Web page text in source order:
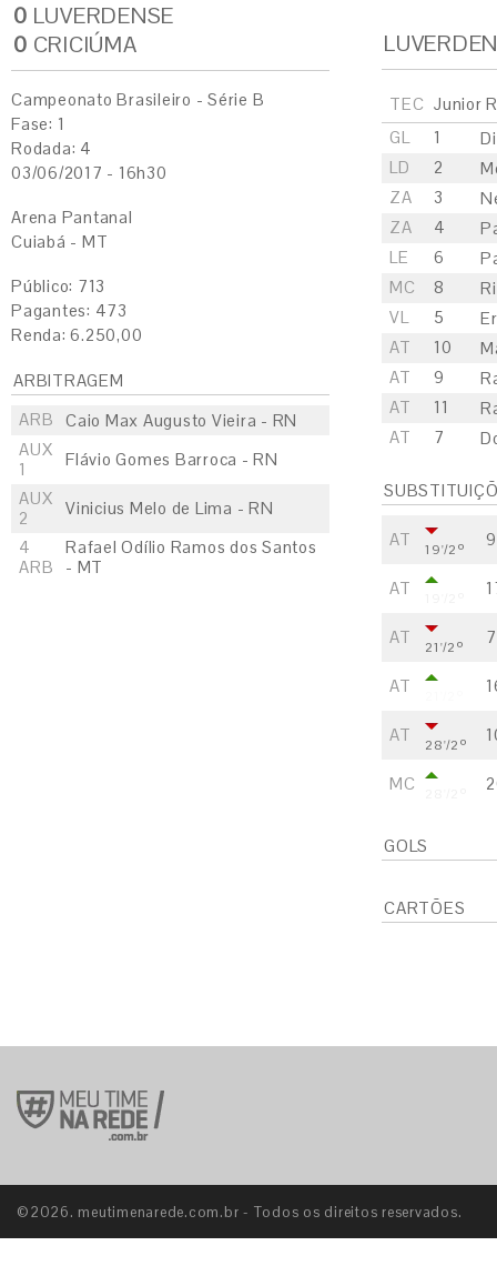
0 LUVERDENSE
0 CRICIÚMA
Campeonato Brasileiro - Série B
Fase: 1
Rodada: 4
03/06/2017 - 16h30
Arena Pantanal
Cuiabá - MT
Público: 713
Pagantes: 473
Renda: 6.250,00
ARBITRAGEM
ARB
Caio Max Augusto Vieira - RN
AUX
1
Flávio Gomes Barroca - RN
AUX
2
Vinicius Melo de Lima - RN
4
ARB
Rafael Odílio Ramos dos Santos
- MT
TEC Junior
GL
1
LD
2
ZA
3
ZA
4
LE
6
MC
8
VL
5
AT
10
AT
9
AT
11
AT
7
AT 19'/2º 9
AT
AT 21'/2º 7
AT
AT 28'/2º
MC
GOLS
CARTÕES
©2026. meutimenarede.com.br - Todos os direitos reservados.